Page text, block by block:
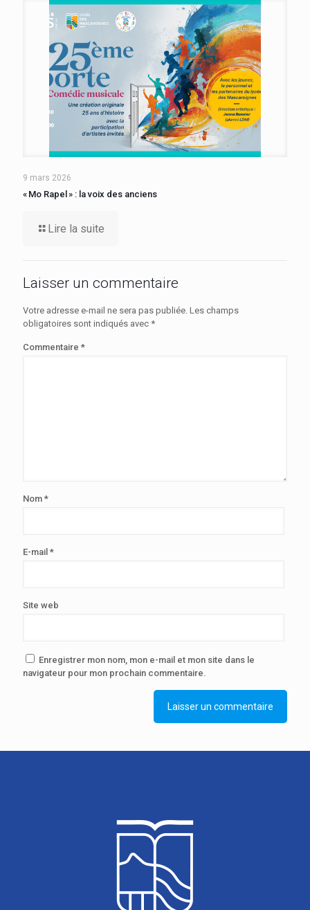
9 mars 2026
« Mo Rapel » : la voix des anciens
Lire la suite
Laisser un commentaire
Votre adresse e-mail ne sera pas publiée. Les champs
obligatoires sont indiqués avec *
Commentaire *
Nom *
E-mail *
Site web
Enregistrer mon nom, mon e-mail et mon site dans le
navigateur pour mon prochain commentaire.